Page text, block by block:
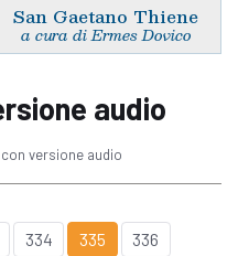
San Gaetano Thiene
a cura di Ermes Dovico
audio
versione audio
334 335 336